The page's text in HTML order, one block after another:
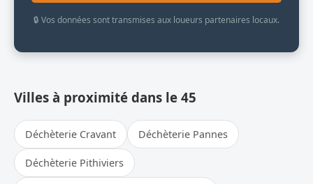
🔒 Vos données sont transmises aux loueurs partenaires locaux.
Villes à proximité dans le 45
Déchèterie Cravant Déchèterie Pannes
Déchèterie Pithiviers